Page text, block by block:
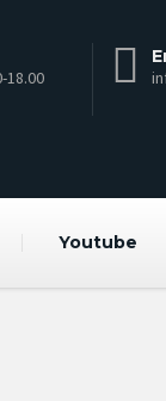
18.00
Youtube